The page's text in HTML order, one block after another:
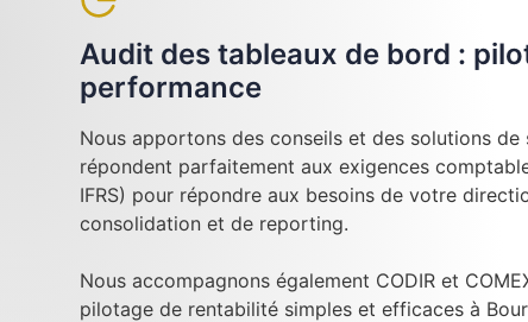
Audit des tableaux de bord :
performance
Nous apportons des conseils et des solutions de
répondent parfaitement aux exigences
IFRS) pour répondre aux besoins de votre
consolidation et de reporting.
Nous accompagnons également CODIR et
pilotage de rentabilité simples et efficaces à